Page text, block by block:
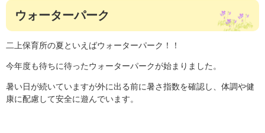
ウォーターパーク
二上保育所の夏といえばウォーターパーク！！
今年度も待ちに待ったウォーターパークが始まりました。
暑い日が続いていますが外に出る前に暑さ指数を確認し、体調や健
康に配慮して安全に遊んでいます。